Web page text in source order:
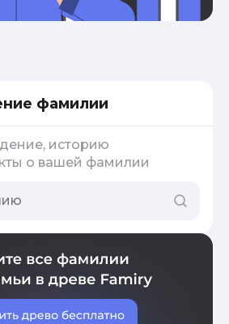
фамилии
историю
о вашей фамилии